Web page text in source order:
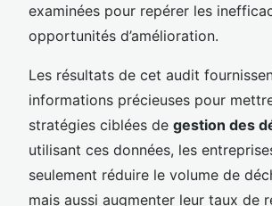
examinées pour repérer les
opportunités d’amélioration.
Les résultats de cet audit
informations précieuses pour
stratégies ciblées de gestion des
utilisant ces données, les
seulement réduire le volume de
mais aussi augmenter leur taux de